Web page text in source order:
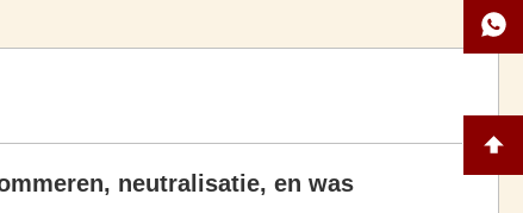
neutralisatie, en was